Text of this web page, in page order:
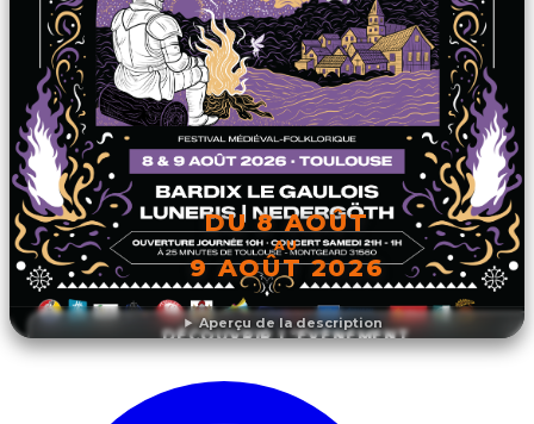
Aperçu de la description
DU 8 AOÛT
AU
9 AOÛT 2026
DÉCOUVRIR L'ÉVÉNEMENT